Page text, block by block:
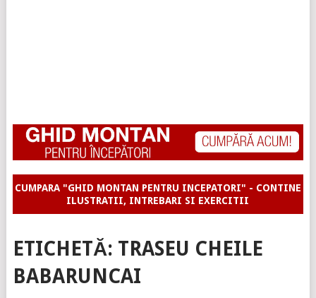
CUMPARA "GHID MONTAN PENTRU INCEPATORI" - CONTINE
ILUSTRATII, INTREBARI SI EXERCITII
ETICHETĂ: TRASEU CHEILE
BABARUNCAI